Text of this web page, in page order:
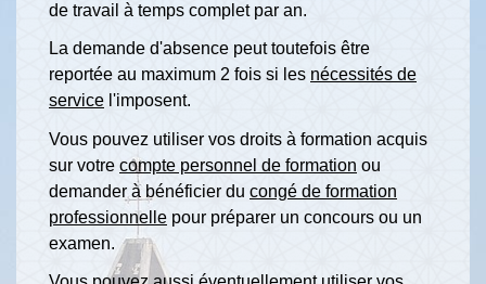
de travail à temps complet par an.
La demande d'absence peut toutefois être
reportée au maximum 2 fois si les nécessités de
service l'imposent.
Vous pouvez utiliser vos droits à formation acquis
sur votre compte personnel de formation ou
demander à bénéficier du congé de formation
professionnelle pour préparer un concours ou un
examen.